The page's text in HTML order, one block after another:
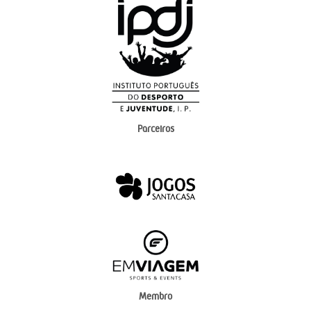
Parceiros
Membro